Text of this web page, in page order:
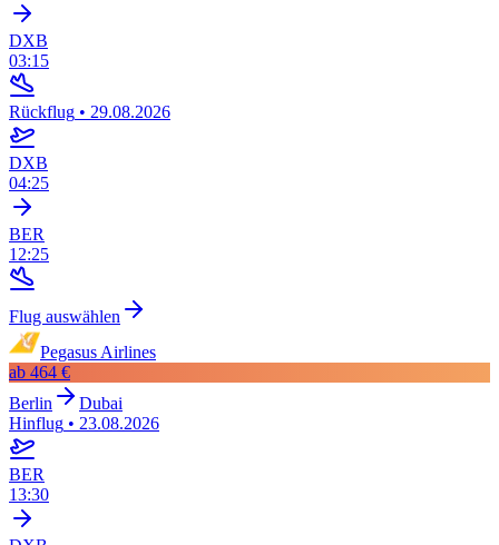
DXB
03:15
Rückflug • 29.08.2026
DXB
04:25
BER
12:25
Flug auswählen
Pegasus Airlines
ab 464 €
Berlin
Dubai
Hinflug • 23.08.2026
BER
13:30